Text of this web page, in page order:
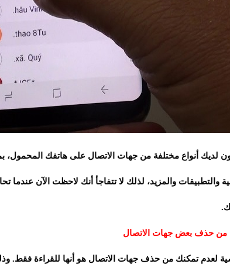
والتطبيقات والمزيد، لذلك لا تتفاجأ أنك لاحظت الآن عندما
حذف بعض جهات الاتصال
لعدم تمكنك من حذف جهات الاتصال هو أنها للقراءة فقط.